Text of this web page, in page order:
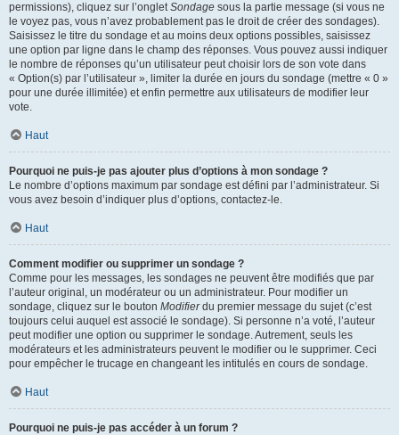
permissions), cliquez sur l’ongletSondage sous la partie message (si vous ne
le voyez pas, vous n’avez probablement pas le droit de créer des sondages).
Saisissez le titre du sondage et au moins deux options possibles, saisissez
une option par ligne dans le champ des réponses. Vous pouvez aussi indiquer
le nombre de réponses qu’un utilisateur peut choisir lors de son vote dans
« Option(s) par l’utilisateur », limiter la durée en jours du sondage (mettre « 0 »
pour une durée illimitée) et enfin permettre aux utilisateurs de modifier leur
vote.
Haut
Pourquoi ne puis-je pas ajouter plus d’options à mon sondage ?
Le nombre d’options maximum par sondage est défini par l’administrateur. Si
vous avez besoin d’indiquer plus d’options, contactez-le.
Haut
Comment modifier ou supprimer un sondage ?
Comme pour les messages, les sondages ne peuvent être modifiés que par
l’auteur original, un modérateur ou un administrateur. Pour modifier un
sondage, cliquez sur le bouton Modifierdu premier message du sujet (c’est
toujours celui auquel est associé le sondage). Si personne n’a voté, l’auteur
peut modifier une option ou supprimer le sondage. Autrement, seuls les
modérateurs et les administrateurs peuvent le modifier ou le supprimer. Ceci
pour empêcher le trucage en changeant les intitulés en cours de sondage.
Haut
Pourquoi ne puis-je pas accéder à un forum ?